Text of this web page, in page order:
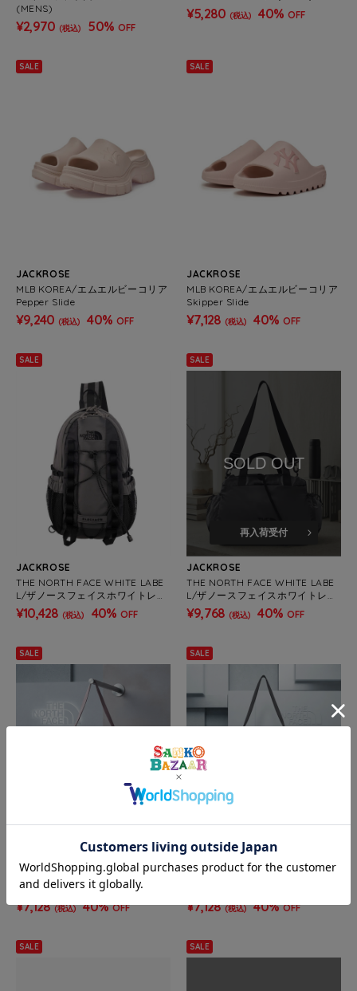
(MENS)
¥2,970 (税込) 50% OFF
¥5,280 (税込) 40% OFF
SALE
JACKROSE
MLB KOREA/エムエルビーコリア
Pepper Slide
¥9,240 (税込) 40% OFF
SALE
JACKROSE
MLB KOREA/エムエルビーコリア
Skipper Slide
¥7,128 (税込) 40% OFF
SALE
JACKROSE
THE NORTH FACE WHITE LABE
L/ザノースフェイスホワイトレー
ベル スーパーワンウェイ-BAG
¥10,428 (税込) 40% OFF
SALE
SOLD OUT
再入荷受付
JACKROSE
THE NORTH FACE WHITE LABE
L/ザノースフェイスホワイトレー
ベル BONNEY DUFFLE BAG
¥9,768 (税込) 40% OFF
SALE
JACKROSE
THE NORTH FACE WHITE LABE
L/ザノースフェイスホワイトレー
¥7,128 (税込) 40% OFF
SALE
JACKROSE
THE NORTH FACE WHITE LABE
¥7,128 (税込) 40% OFF
SALE SALE